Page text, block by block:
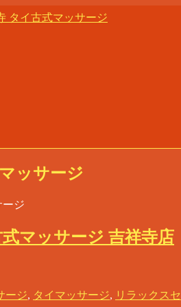
ッサージ
ージ
マッサージ 吉祥寺店
ージ, タイマッサージ, リラックス